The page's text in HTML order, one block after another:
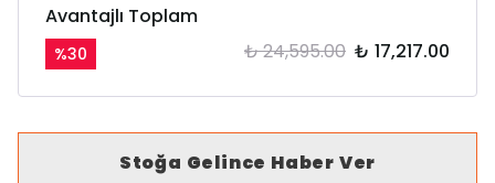
Avantajlı Toplam
%30 ₺ 24,595.00 ₺ 17,217.00
Stoğa Gelince Haber Ver